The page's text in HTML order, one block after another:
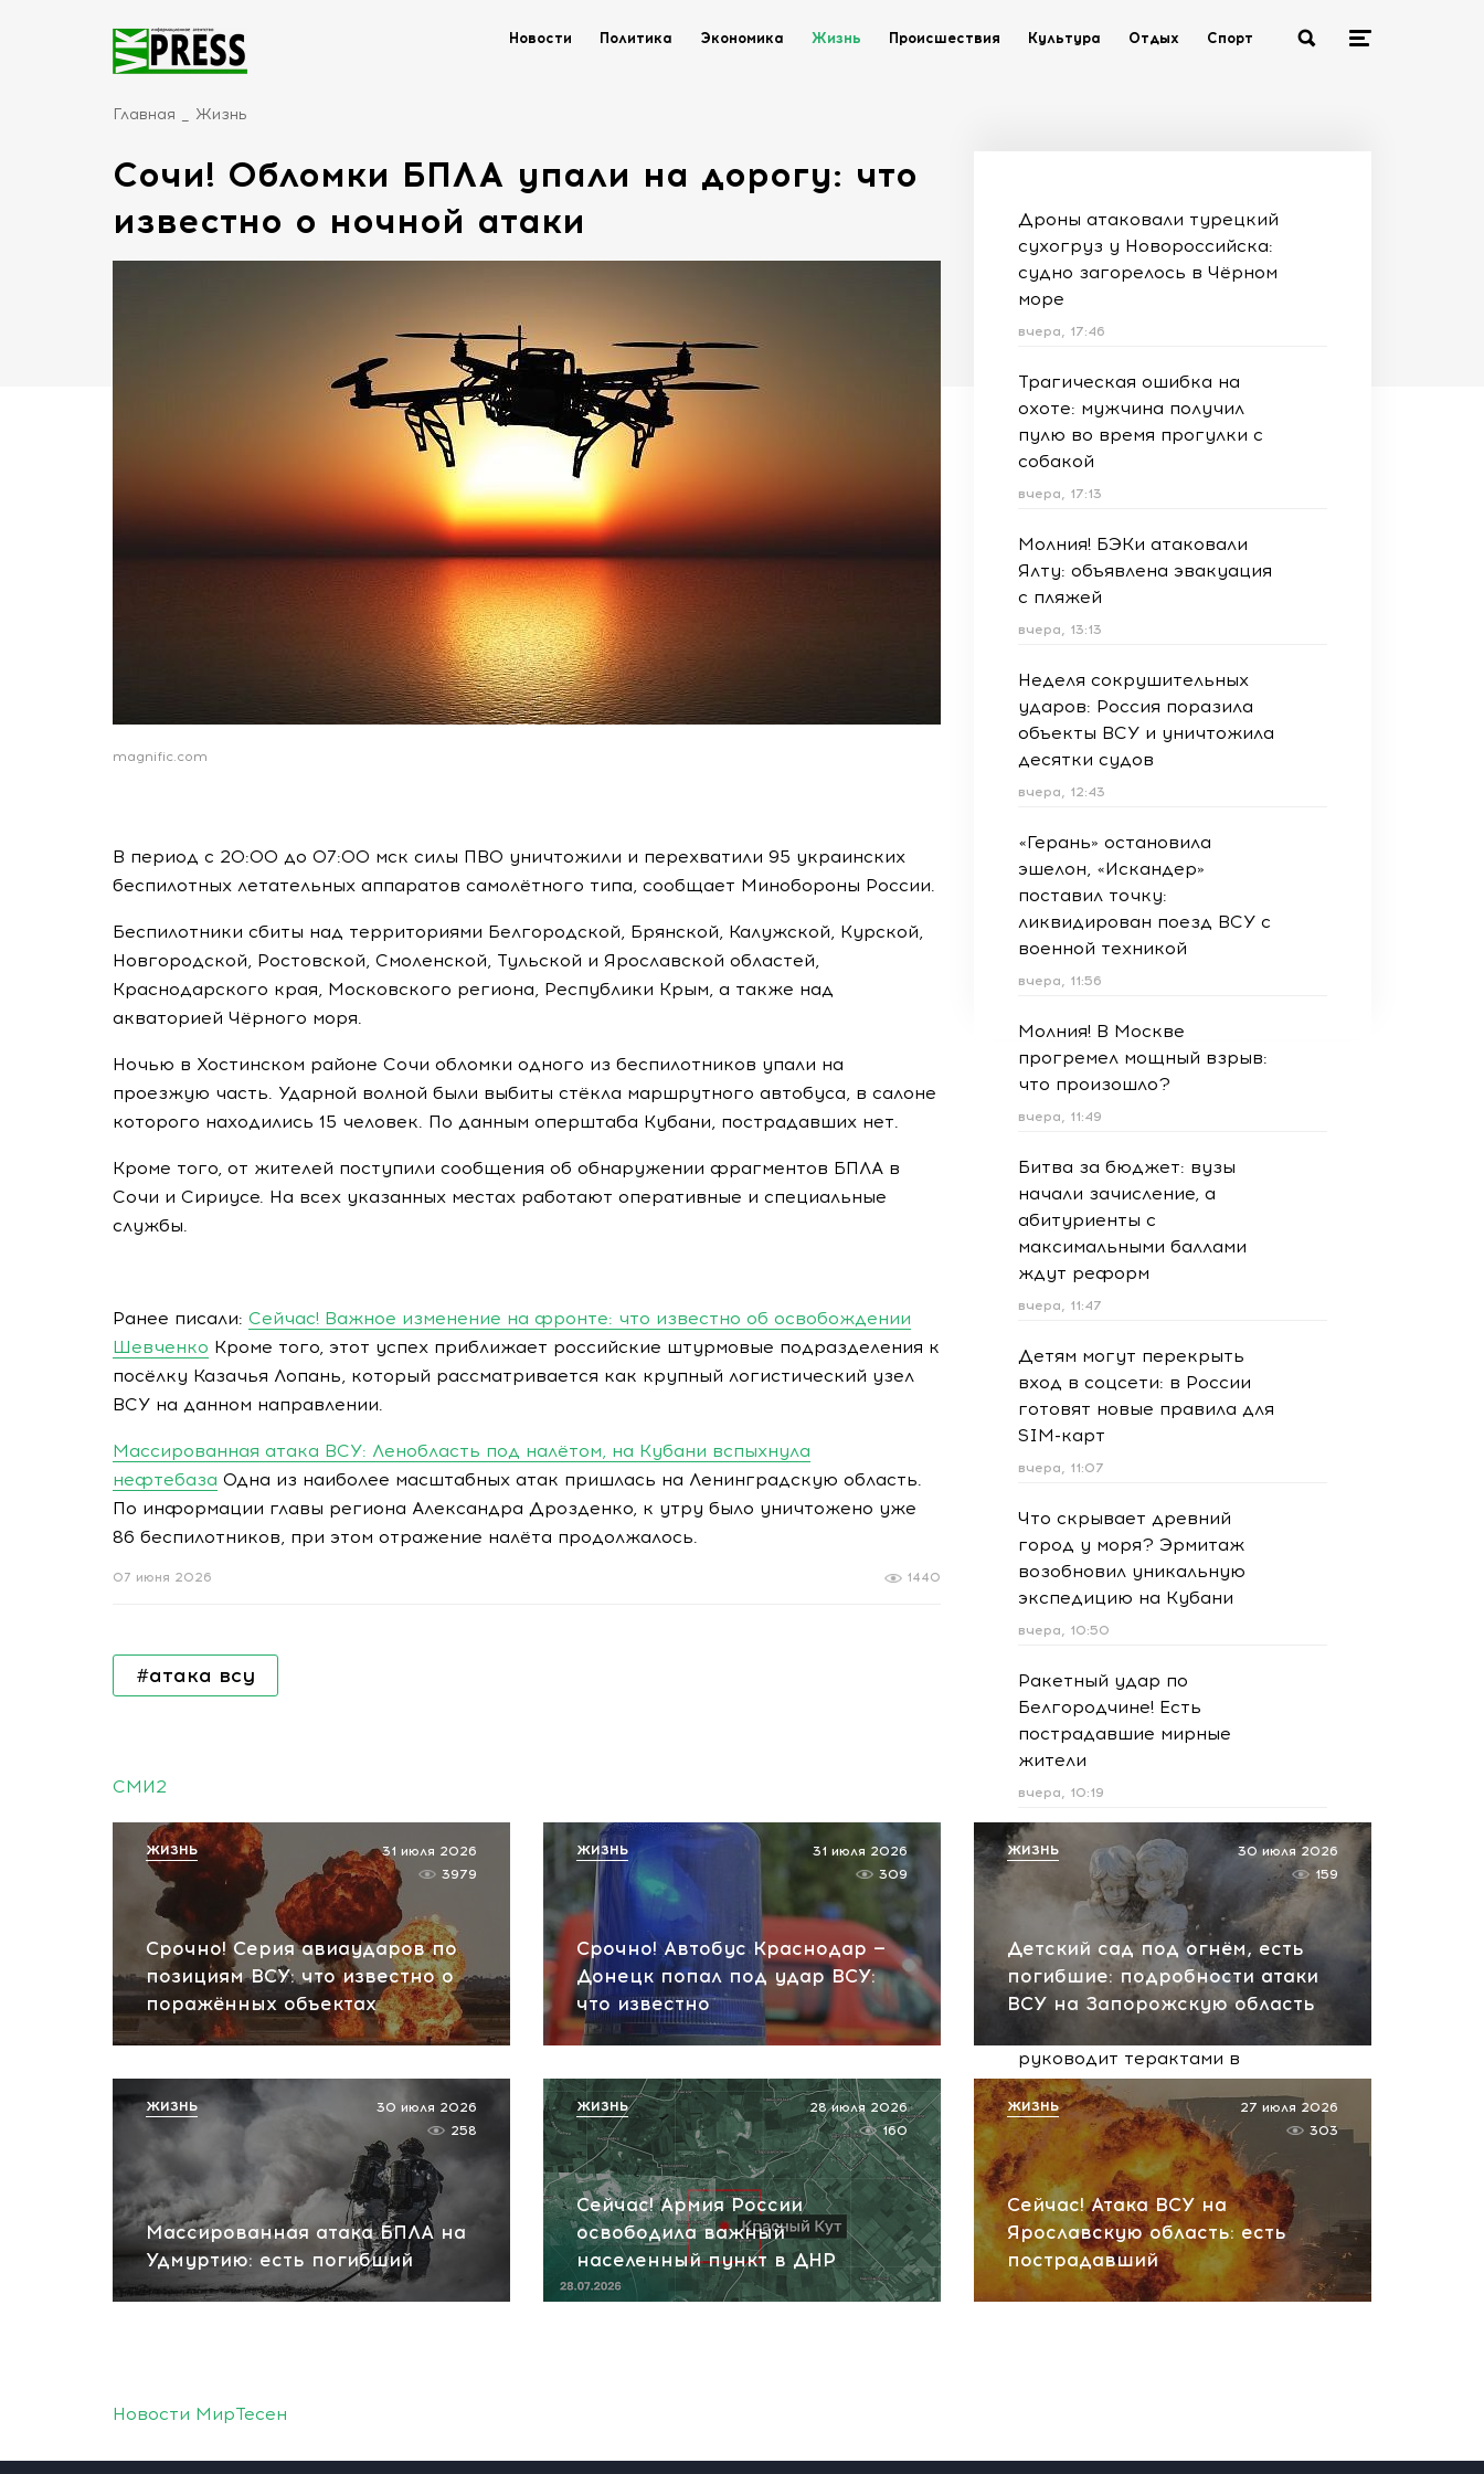
Новости Политика Экономика Жизнь Происшествия Культура Отдых Спорт
Главная Жизнь
Сочи! Обломки БПЛА упали на дорогу: что
известно о ночной атаки
magnific.com
В период с 20:00 до 07:00 мск силы ПВО уничтожили и перехватили 95 украинских
беспилотных летательных аппаратов самолётного типа, сообщает Минобороны России.
Беспилотники сбиты над территориями Белгородской, Брянской, Калужской, Курской,
Новгородской, Ростовской, Смоленской, Тульской и Ярославской областей,
Краснодарского края, Московского региона, Республики Крым, а также над
акваторией Чёрного моря.
Ночью в Хостинском районе Сочи обломки одного из беспилотников упали на
проезжую часть. Ударной волной были выбиты стёкла маршрутного автобуса, в салоне
которого находились 15 человек. По данным оперштаба Кубани, пострадавших нет.
Кроме того, от жителей поступили сообщения об обнаружении фрагментов БПЛА в
Сочи и Сириусе. На всех указанных местах работают оперативные и специальные
службы.
Ранее писали: Сейчас! Важное изменение на фронте: что известно об освобождении
Шевченко Кроме того, этот успех приближает российские штурмовые подразделения к
посёлку Казачья Лопань, который рассматривается как крупный логистический узел
ВСУ на данном направлении.
Массированная атака ВСУ: Ленобласть под налётом, на Кубани вспыхнула
нефтебаза Одна из наиболее масштабных атак пришлась на Ленинградскую область.
По информации главы региона Александра Дрозденко, к утру было уничтожено уже
86 беспилотников, при этом отражение налёта продолжалось.
1440
07 июня 2026
#атака всу
Дроны атаковали турецкий
сухогруз у Новороссийска:
судно загорелось в Чёрном
море
вчера, 17:46
Трагическая ошибка на
охоте: мужчина получил
пулю во время прогулки с
собакой
вчера, 17:13
Молния! БЭКи атаковали
Ялту: объявлена эвакуация
с пляжей
вчера, 13:13
Неделя сокрушительных
ударов: Россия поразила
объекты ВСУ и уничтожила
десятки судов
вчера, 12:43
«Герань» остановила
эшелон, «Искандер»
поставил точку:
ликвидирован поезд ВСУ с
военной техникой
вчера, 11:56
Молния! В Москве
прогремел мощный взрыв:
что произошло?
вчера, 11:49
Битва за бюджет: вузы
начали зачисление, а
абитуриенты с
максимальными баллами
ждут реформ
вчера, 11:47
Детям могут перекрыть
вход в соцсети: в России
готовят новые правила для
SIM-карт
вчера, 11:07
Что скрывает древний
город у моря? Эрмитаж
возобновил уникальную
экспедицию на Кубани
вчера, 10:50
Ракетный удар по
Белгородчине! Есть
пострадавшие мирные
жители
вчера, 10:19
Срочно! В Геленджике и
Новороссийске громко -
работает ПВО:
рекомендуется уйти с
пляжей
вчера, 10:13
руководит терактами в
России! Сенсационное
заявление хакеров
вчера, 10:07
СМИ2
Срочно! Серия авиаударов по
позициям ВСУ: что известно о
поражённых объектах
31 июля 2026
3979
ЖИЗНЬ
Срочно! Автобус Краснодар —
Донецк попал под удар ВСУ:
что известно
31 июля 2026
309
ЖИЗНЬ
Детский сад под огнём, есть
погибшие: подробности атаки
ВСУ на Запорожскую область
30 июля 2026
159
ЖИЗНЬ
Массированная атака БПЛА на
Удмуртию: есть погибший
30 июля 2026
258
ЖИЗНЬ
Сейчас! Армия России
освободила важный
населенный пункт в ДНР
28 июля 2026
160
ЖИЗНЬ
Сейчас! Атака ВСУ на
Ярославскую область: есть
пострадавший
27 июля 2026
303
ЖИЗНЬ
Новости МирТесен